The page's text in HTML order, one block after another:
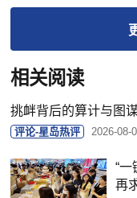
相关阅读
挑衅背后的算计与图
评论-星岛热评 2026-08-
“
再